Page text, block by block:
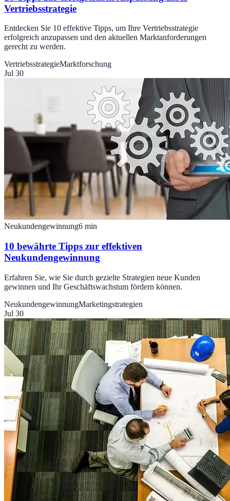
Vertriebsstrategie
Entdecken Sie 10 effektive Tipps, um Ihre Vertriebsstrategie
erfolgreich anzupassen und den aktuellen Marktanforderungen
gerecht zu werden.
VertriebsstrategieMarktforschung
Jul 30
Neukundengewinnung6 min
10 bewährte Tipps zur effektiven
Neukundengewinnung
Erfahren Sie, wie Sie durch gezielte Strategien neue Kunden
gewinnen und Ihr Geschäftswachstum fördern können.
NeukundengewinnungMarketingstrategien
Jul 30